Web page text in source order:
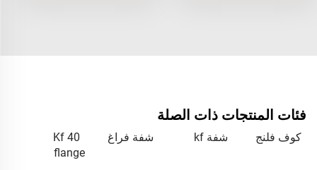
فئات المنتجات ذات الصلة
كوف فلنج شفة kf شفة فراغ
Kf 40
flange